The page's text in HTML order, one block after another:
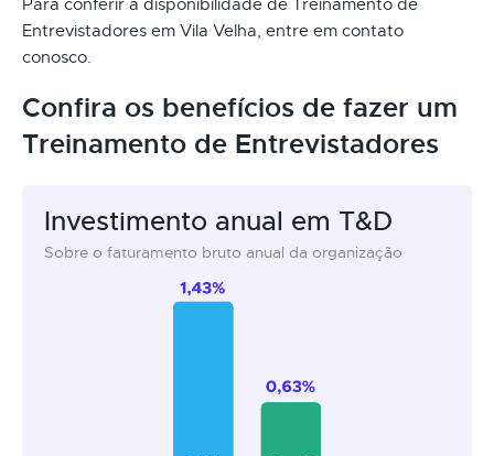
Para conferir a disponibilidade de Treinamento de
Entrevistadores em Vila Velha, entre em contato
conosco.
Confira os benefícios de fazer um
Treinamento de Entrevistadores
Investimento anual em T&D
Sobre o faturamento bruto anual da organização